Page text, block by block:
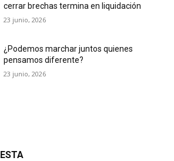
cerrar brechas termina en liquidación
23 junio, 2026
¿Podemos marchar juntos quienes
pensamos diferente?
23 junio, 2026